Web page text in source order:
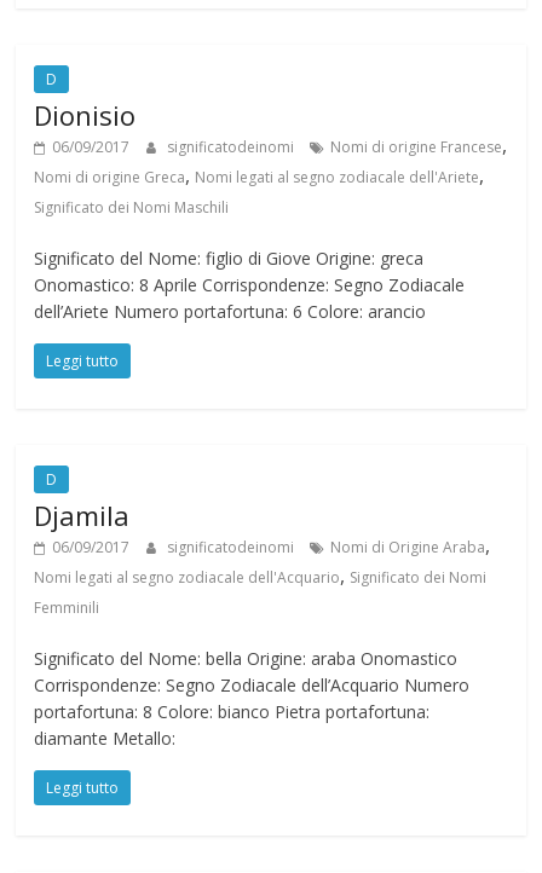
D
Dionisio
06/09/2017 significatodeinomi Nomi di origine Francese,
Nomi di origine Greca, Nomi legati al segno zodiacale dell'Ariete,
Significato dei Nomi Maschili
Significato del Nome: figlio di Giove Origine: greca
Onomastico: 8 Aprile Corrispondenze: Segno Zodiacale
dell’Ariete Numero portafortuna: 6 Colore: arancio
Leggi tutto
D
Djamila
06/09/2017 significatodeinomi Nomi di Origine Araba,
Nomi legati al segno zodiacale dell'Acquario, Significato dei Nomi
Femminili
Significato del Nome: bella Origine: araba Onomastico
Corrispondenze: Segno Zodiacale dell’Acquario Numero
portafortuna: 8 Colore: bianco Pietra portafortuna:
diamante Metallo:
Leggi tutto